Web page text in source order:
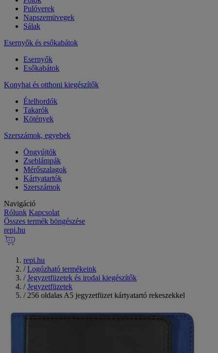
Pulóverek
Napszemüvegek
Sálak
Esernyők és esőkabátok
Esernyők
Esőkabátok
Konyhai és otthoni kiegészítők
Ételhordók
Takarók
Kötények
Szerszámok, egyebek
Öngyújtók
Zseblámpák
Mérőszalagok
Kártyatartók
Szerszámok
Navigáció
Rólunk Kapcsolat
Összes termék böngészése
repi.hu
repi.hu
/ Logózható termékeink
/ Jegyzetfüzetek és irodai kiegészítők
/ Jegyzetfüzetek
/ 256 oldalas A5 jegyzetfüzet kártyatartó rekeszekkel